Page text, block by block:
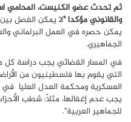
ثم تحدث عضو الكنيست، المحامي
والقانوني مؤكدا "لا يمكن الفصل
يمكن حصره في العمل البرلماني
الجماهيري.
في المسار القضائي يجب دراسة
التي يقوم بها فلسطينيون من
العسكرية ومحكمة العدل العليا في
يجب عدم إغفالها، مثلاً: شطب
للجماهير العربية".